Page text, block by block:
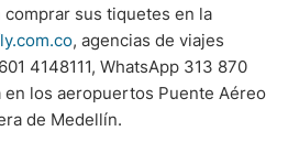
sus tiquetes en la
, agencias de viajes
4148111, WhatsApp 313 870
los aeropuertos Puente Aéreo
de Medellín.